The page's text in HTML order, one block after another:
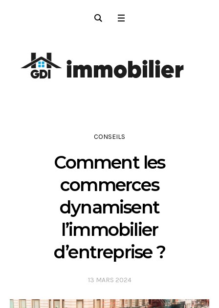
CONSEILS
Comment les
commerces
dynamisent
l’immobilier
d’entreprise ?
13 MARS 2024